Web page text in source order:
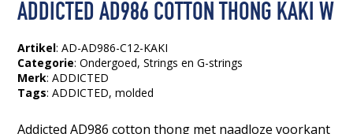
ADDICTED AD986 COTTON THONG KAKI W
Artikel: AD-AD986-C12-KAKI
Categorie:Ondergoed,Strings en G-strings
Merk: ADDICTED
Tags:ADDICTED, molded
Addicted AD986 cotton thong met naadloze voorkant